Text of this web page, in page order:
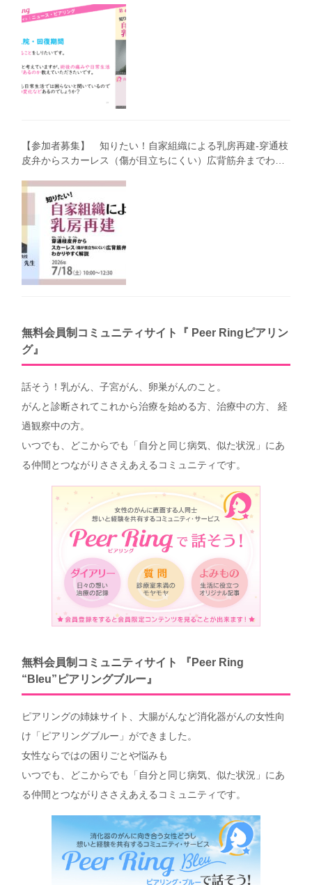
【参加者募集】 知りたい！自家組織による乳房再建-穿通枝
皮弁からスカーレス（傷が目立ちにくい）広背筋弁までわか
無料会員制コミュニティサイト『 Peer Ringピアリン
グ』
話そう！乳がん、子宮がん、卵巣がんのこと。
がんと診断されてこれから治療を始める方、治療中の方、 経
過観察中の方。
いつでも、どこからでも「自分と同じ病気、似た状況」にあ
る仲間とつながりささえあえるコミュニティです。
無料会員制コミュニティサイト 『Peer Ring
“Bleu”ピアリングブルー』
ピアリングの姉妹サイト、大腸がんなど消化器がんの女性向
け「ピアリングブルー」ができました。
女性ならではの困りごとや悩みも
いつでも、どこからでも「自分と同じ病気、似た状況」にあ
る仲間とつながりささえあえるコミュニティです。